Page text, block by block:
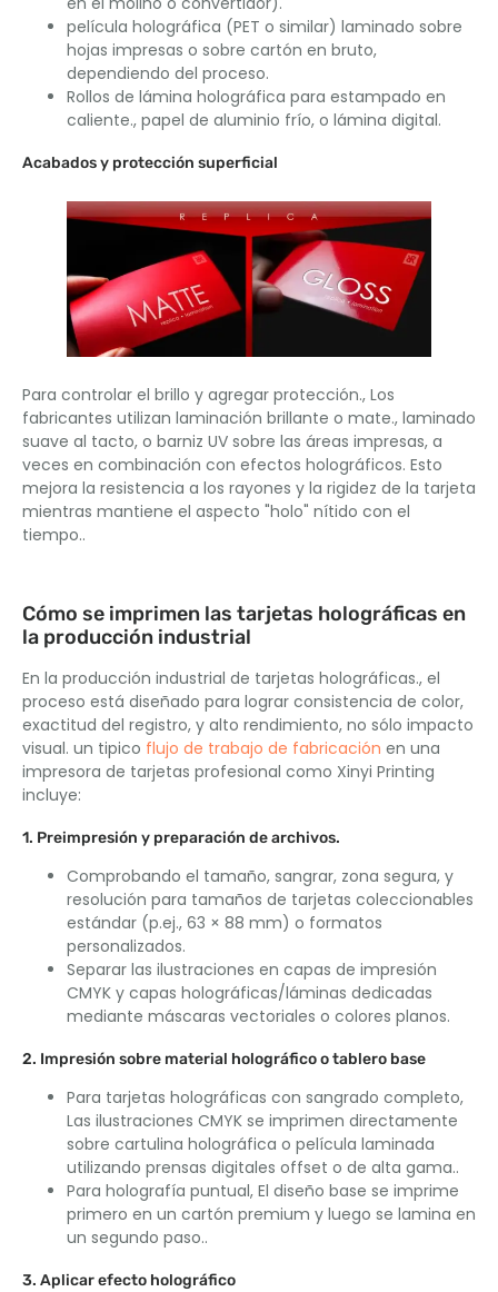
película holográfica (PET o similar) laminado sobre
hojas impresas o sobre cartón en bruto,
dependiendo del proceso.
Rollos de lámina holográfica para estampado en
caliente., papel de aluminio frío, o lámina digital.
Acabados y protección superficial
Para controlar el brillo y agregar protección., Los
fabricantes utilizan laminación brillante o mate., laminado
suave al tacto, o barniz UV sobre las áreas impresas, a
veces en combinación con efectos holográficos. Esto
mejora la resistencia a los rayones y la rigidez de la tarjeta
mientras mantiene el aspecto "holo" nítido con el
tiempo..
Cómo se imprimen las tarjetas holográficas en
la producción industrial
En la producción industrial de tarjetas holográficas., el
proceso está diseñado para lograr consistencia de color,
exactitud del registro, y alto rendimiento, no sólo impacto
visual. un tipico flujo de trabajo de fabricación en una
impresora de tarjetas profesional como Xinyi Printing
incluye:
1. Preimpresión y preparación de archivos.
Comprobando el tamaño, sangrar, zona segura, y
resolución para tamaños de tarjetas coleccionables
estándar (p.ej., 63 × 88 mm) o formatos
personalizados.
Separar las ilustraciones en capas de impresión
CMYK y capas holográficas/láminas dedicadas
mediante máscaras vectoriales o colores planos.
2. Impresión sobre material holográfico o tablero base
Para tarjetas holográficas con sangrado completo,
Las ilustraciones CMYK se imprimen directamente
sobre cartulina holográfica o película laminada
utilizando prensas digitales offset o de alta gama..
Para holografía puntual, El diseño base se imprime
primero en un cartón premium y luego se lamina en
un segundo paso..
3. Aplicar efecto holográfico